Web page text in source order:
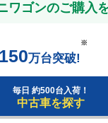
ワゴンのご購入
150万台突破!
※
毎日 約500台入荷！
中古車を探す